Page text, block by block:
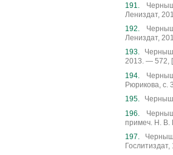
Лениздат,
Лениздат,
2013. — 572,
Рюрикова, с.
примеч. Н. В.
Гослитиздат,